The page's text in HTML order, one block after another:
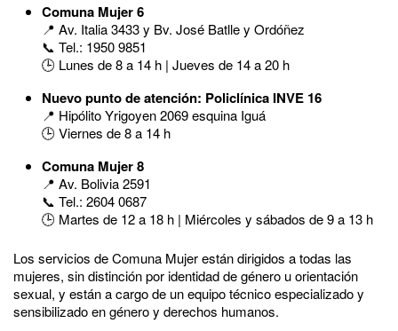
Comuna Mujer 6
📍 Av. Italia 3433 y Bv. José Batlle y Ordóñez
📞 Tel.: 1950 9851
🕒 Lunes de 8 a 14 h | Jueves de 14 a 20 h
Nuevo punto de atención: Policlínica INVE 16
📍 Hipólito Yrigoyen 2069 esquina Iguá
🕒 Viernes de 8 a 14 h
Comuna Mujer 8
📍 Av. Bolivia 2591
📞 Tel.: 2604 0687
🕒 Martes de 12 a 18 h | Miércoles y sábados de 9 a 13 h
Los servicios de Comuna Mujer están dirigidos a todas las
mujeres, sin distinción por identidad de género u orientación
sexual, y están a cargo de un equipo técnico especializado y
sensibilizado en género y derechos humanos.